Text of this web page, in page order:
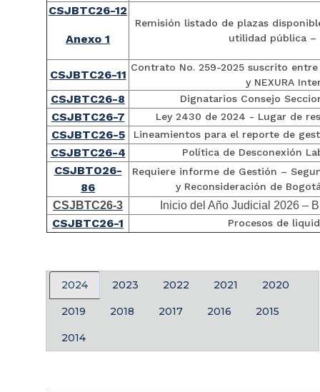
CSJBTC26-12
Anexo 1
Remisión listado de plazas
utilidad pública –
CSJBTC26-11
Contrato No. 259-2025 suscrito
y NEXURA
CSJBTC26-8 Dignatarios Consejo
CSJBTC26-7 Ley 2430 de 2024 - Lugar de
CSJBTC26-5 Lineamientos para el reporte de
CSJBTC26-4 Política de Desconexión
CSJBTO26-
86
Requiere informe de Gestión –
y Reconsideración de
CSJBTC26-3 Inicio del Año Judicial 2026 –
CSJBTC26-1 Procesos de
2024 2023 2022 2021 2020
2019 2018 2017 2016 2015
2014